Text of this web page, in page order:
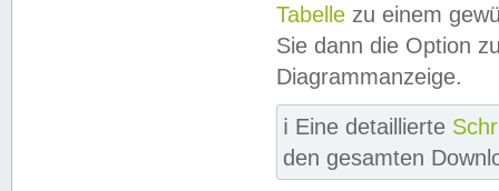
Tabelle zu einem
Sie dann die Option
Diagrammanzeige.
ℹ️ Eine detaillierte
den gesamten